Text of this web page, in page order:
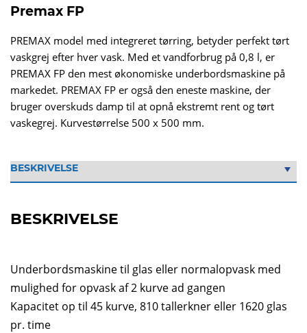
Premax FP
PREMAX model med integreret tørring, betyder perfekt tørt
vaskgrej efter hver vask. Med et vandforbrug på 0,8 l, er
PREMAX FP den mest økonomiske underbordsmaskine på
markedet. PREMAX FP er også den eneste maskine, der
bruger overskuds damp til at opnå ekstremt rent og tørt
vaskegrej. Kurvestørrelse 500 x 500 mm.
BESKRIVELSE
Underbordsmaskine til glas eller normalopvask med
mulighed for opvask af 2 kurve ad gangen
Kapacitet op til 45 kurve, 810 tallerkner eller 1620 glas
pr. time